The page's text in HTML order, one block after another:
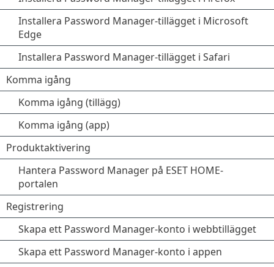
Installera Password Manager-tillägget i Microsoft
Edge
Installera Password Manager-tillägget i Safari
Komma igång
Komma igång (tillägg)
Komma igång (app)
Produktaktivering
Hantera Password Manager på ESET HOME-
portalen
Registrering
Skapa ett Password Manager-konto i webbtillägget
Skapa ett Password Manager-konto i appen